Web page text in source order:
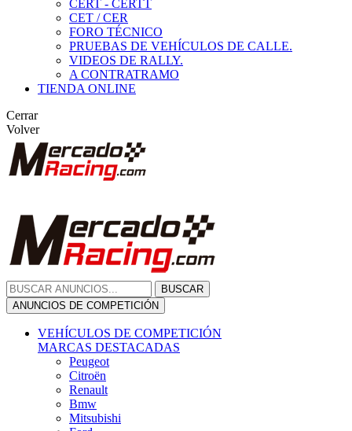
CERT - CERTT
CET / CER
FORO TÉCNICO
PRUEBAS DE VEHÍCULOS DE CALLE.
VIDEOS DE RALLY.
A CONTRATRAMO
TIENDA ONLINE
Cerrar
Volver
BUSCAR
ANUNCIOS DE COMPETICIÓN
VEHÍCULOS DE COMPETICIÓN
MARCAS DESTACADAS
Peugeot
Citroën
Renault
Bmw
Mitsubishi
Ford
Porsche